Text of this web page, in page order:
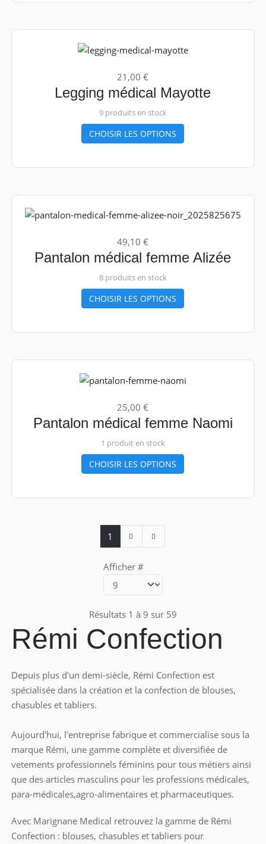
21,00 €
Legging médical Mayotte
9 produits en stock
CHOISIR LES OPTIONS
49,10 €
Pantalon médical femme Alizée
8 produits en stock
CHOISIR LES OPTIONS
25,00 €
Pantalon médical femme Naomi
1 produit en stock
CHOISIR LES OPTIONS
Afficher #
1
Résultats 1 à 9 sur 59
Rémi Confection
Depuis plus d'un demi-siècle, Rémi Confection est
spécialisée dans la création et la confection de blouses,
chasubles et tabliers.
Aujourd'hui, l'entreprise fabrique et commercialise sous la
marque Rémi, une gamme complète et diversifiée de
vetements professionnels féminins pour tous métiers ainsi
que des articles masculins pour les professions médicales,
para-médicales,agro-alimentaires et pharmaceutiques.
Avec Marignane Medical retrouvez la gamme de Rémi
Confection : blouses, chasubles et tabliers pour